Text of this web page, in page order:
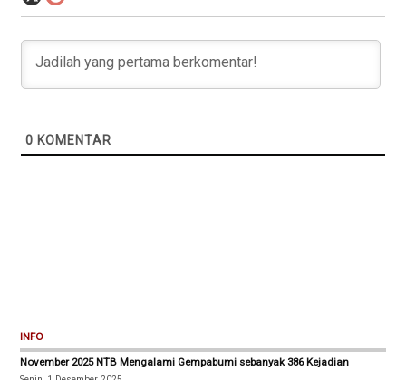
0 KOMENTAR
INFO
November 2025 NTB Mengalami Gempabumi sebanyak 386 Kejadian